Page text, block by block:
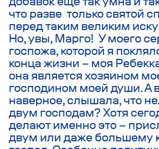
что разве только святой
перед таким великим
Но, увы, Марго! У моего
госпожа, которой я
конца жизни – моя
она является хозяином
господином моей души. А
наверное, слышала, что
двум господам? Хотя
делают именно это –
двум или даже большему